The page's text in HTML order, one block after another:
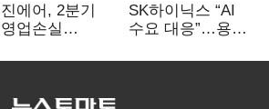
진에어, 2분기
영업손실
상승 여파
SK하이닉스 “AI
수요 대응”…용인
투자